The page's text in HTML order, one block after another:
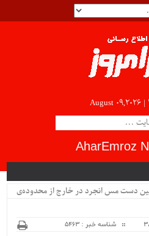
August 09,2026 |
AharEmroz
دست مس انجرد در خارج از محدوده‌ی
شناسه خبر : 5463